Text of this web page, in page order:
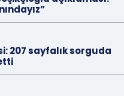
207 sayfalık sorguda